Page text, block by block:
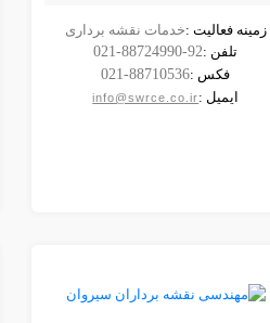
مشاهده
شرکت
زمینه فعالیت :خدمات نقشه برداری
تلفن :021-88724990-92
فکس :021-88710536
ایمیل :info@swrce.co.ir